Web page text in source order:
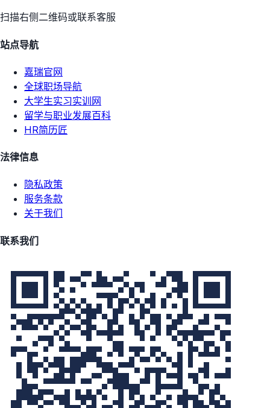
扫描右侧二维码或联系客服
站点导航
嘉瑞官网
全球职场导航
大学生实习实训网
留学与职业发展百科
HR简历匠
法律信息
隐私政策
服务条款
关于我们
联系我们